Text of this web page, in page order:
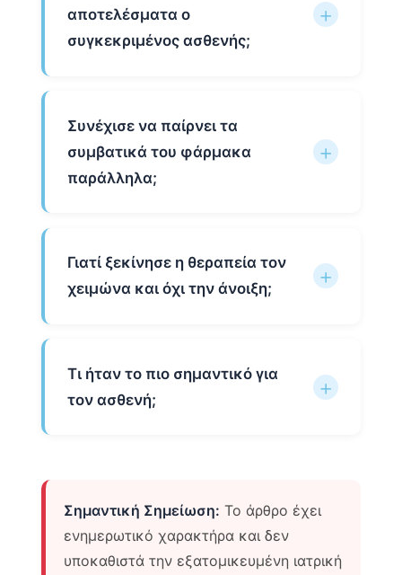
αποτελέσματα ο
συγκεκριμένος ασθενής;
Συνέχισε να παίρνει τα
συμβατικά του φάρμακα
παράλληλα;
Γιατί ξεκίνησε η θεραπεία τον
χειμώνα και όχι την άνοιξη;
Τι ήταν το πιο σημαντικό για
τον ασθενή;
Σημαντική Σημείωση: Το άρθρο έχει
ενημερωτικό χαρακτήρα και δεν
υποκαθιστά την εξατομικευμένη ιατρική